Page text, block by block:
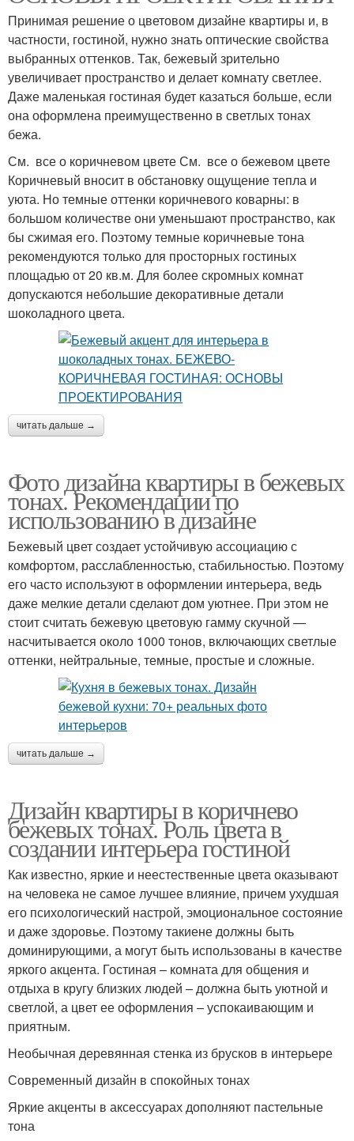
Принимая решение о цветовом дизайне квартиры и, в
частности, гостиной, нужно знать оптические свойства
выбранных оттенков. Так, бежевый зрительно
увеличивает пространство и делает комнату светлее.
Даже маленькая гостиная будет казаться больше, если
она оформлена преимущественно в светлых тонах
бежа.
См. все о коричневом цвете См. все о бежевом цвете
Коричневый вносит в обстановку ощущение тепла и
уюта. Но темные оттенки коричневого коварны: в
большом количестве они уменьшают пространство, как
бы сжимая его. Поэтому темные коричневые тона
рекомендуются только для просторных гостиных
площадью от 20 кв.м. Для более скромных комнат
допускаются небольшие декоративные детали
шоколадного цвета.
читать дальше →
Фото дизайна квартиры в бежевых
тонах. Рекомендации по
использованию в дизайне
Бежевый цвет создает устойчивую ассоциацию с
комфортом, расслабленностью, стабильностью. Поэтому
его часто используют в оформлении интерьера, ведь
даже мелкие детали сделают дом уютнее. При этом не
стоит считать бежевую цветовую гамму скучной —
насчитывается около 1000 тонов, включающих светлые
оттенки, нейтральные, темные, простые и сложные.
читать дальше →
Дизайн квартиры в коричнево
бежевых тонах. Роль цвета в
создании интерьера гостиной
Как известно, яркие и неестественные цвета оказывают
на человека не самое лучшее влияние, причем ухудшая
его психологический настрой, эмоциональное состояние
и даже здоровье. Поэтому такиене должны быть
доминирующими, а могут быть использованы в качестве
яркого акцента. Гостиная – комната для общения и
отдыха в кругу близких людей – должна быть уютной и
светлой, а цвет ее оформления – успокаивающим и
приятным.
Необычная деревянная стенка из брусков в интерьере
Современный дизайн в спокойных тонах
Яркие акценты в аксессуарах дополняют пастельные
тона